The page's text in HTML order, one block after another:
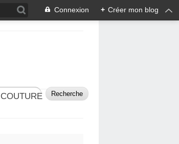
Connexion + Créer mon blog
COUTURE